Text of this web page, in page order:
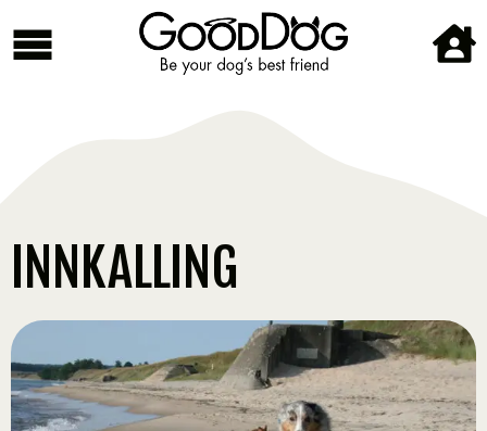
INNKALLING